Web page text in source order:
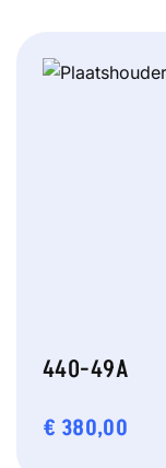
440-49A
€ 380,00